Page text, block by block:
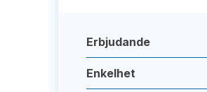
Erbjudande
Enkelhet